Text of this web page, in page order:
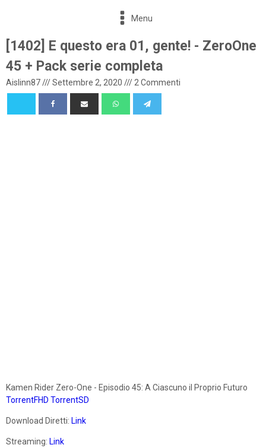
Menu
[1402] E questo era 01, gente! - ZeroOne
45 + Pack serie completa
Aislinn87///Settembre 2, 2020 /// 2 Commenti
Kamen Rider Zero-One - Episodio 45: A Ciascuno il Proprio Futuro
TorrentFHD TorrentSD
Download Diretti: Link
Streaming: Link